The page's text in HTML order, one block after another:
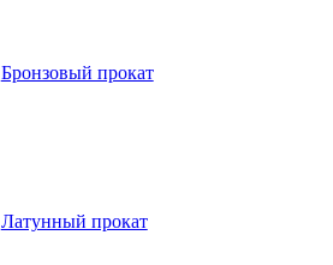
Бронзовый прокат
Латунный прокат